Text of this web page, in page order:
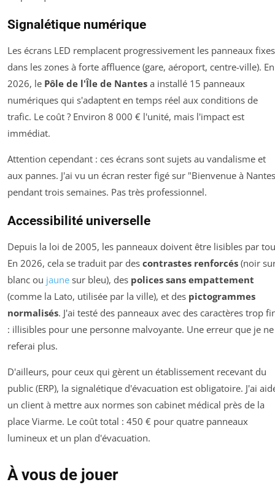
Signalétique numérique
Les écrans LED remplacent progressivement les panneaux fixes
dans les zones à forte affluence (gare, aéroport, centre-ville). En
2026, le Pôle de l'Île de Nantes a installé 15 panneaux
numériques qui s'adaptent en temps réel aux conditions de
trafic. Le coût ? Environ 8 000 € l'unité, mais l'impact est
immédiat.
Attention cependant : ces écrans sont sujets au vandalisme et
aux pannes. J'ai vu un écran rester figé sur "Bienvenue à
pendant trois semaines. Pas très professionnel.
Accessibilité universelle
Depuis la loi de 2005, les panneaux doivent être lisibles par
En 2026, cela se traduit par des contrastes renforcés (noir
blanc ou jaune sur bleu), des polices sans empattement
(comme la Lato, utilisée par la ville), et des pictogrammes
normalisés. J'ai testé des panneaux avec des caractères trop
: illisibles pour une personne malvoyante. Une erreur que je ne
referai plus.
D'ailleurs, pour ceux qui gèrent un établissement recevant du
public (ERP), la signalétique d'évacuation est obligatoire. J'ai
un client à mettre aux normes son cabinet médical près de la
place Viarme. Le coût total : 450 € pour quatre panneaux
lumineux et un plan d'évacuation.
À vous de jouer